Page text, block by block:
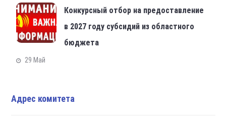
Конкурсный отбор на предоставление
в 2027 году субсидий из областного
бюджета
29 Май
Адрес комитета